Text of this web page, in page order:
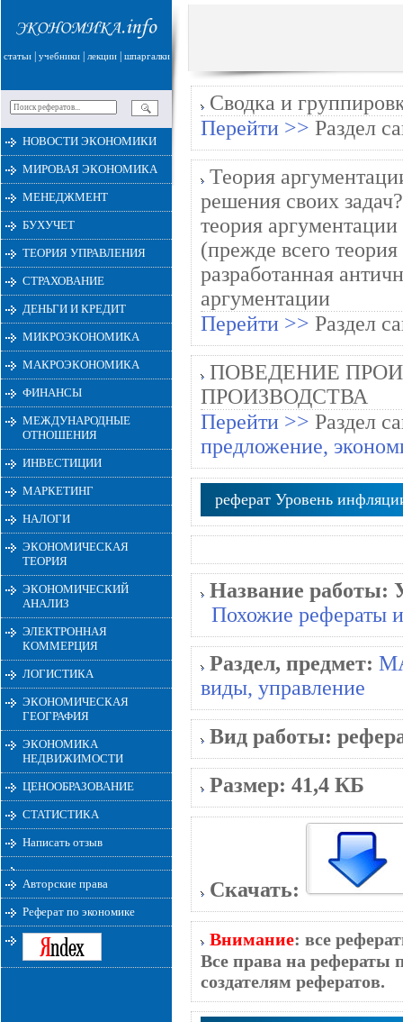
статьи| учебники| лекции| шпаргалки
НОВОСТИ ЭКОНОМИКИ
МИРОВАЯ ЭКОНОМИКА
МЕНЕДЖМЕНТ
БУХУЧЕТ
ТЕОРИЯ УПРАВЛЕНИЯ
СТРАХОВАНИЕ
ДЕНЬГИ И КРЕДИТ
МИКРОЭКОНОМИКА
МАКРОЭКОНОМИКА
ФИНАНСЫ
МЕЖДУНАРОДНЫЕ
ОТНОШЕНИЯ
ИНВЕСТИЦИИ
МАРКЕТИНГ
НАЛОГИ
ЭКОНОМИЧЕСКАЯ
ТЕОРИЯ
ЭКОНОМИЧЕСКИЙ
АНАЛИЗ
ЭЛЕКТРОННАЯ
КОММЕРЦИЯ
ЛОГИСТИКА
ЭКОНОМИЧЕСКАЯ
ГЕОГРАФИЯ
ЭКОНОМИКА
НЕДВИЖИМОСТИ
ЦЕНООБРАЗОВАНИЕ
СТАТИСТИКА
Написать отзыв
Авторские права
Реферат по экономике
Сводка и
Перейти >> Раздел
Теория
решения своих
теория
(прежде всего
разработанная
аргументации
Перейти >> Раздел
ПОВЕДЕНИЕ
ПРОИЗВОДСТВА
Перейти >> Раздел
предложение,
реферат Уровень
Название работы:
Похожие рефераты
Раздел, предмет:
виды, управление
Вид работы:
Размер: 41,4 КБ
Скачать:
Внимание: все
Все права на рефераты
создателям рефератов.